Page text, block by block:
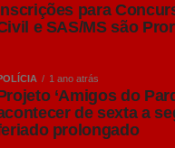
para
e SAS/MS são
1 ano atrás
‘Amigos do
de sexta a
prolongado